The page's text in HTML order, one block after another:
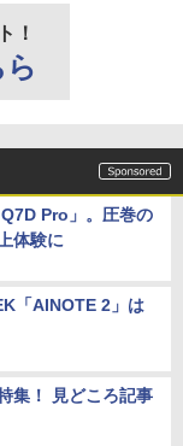
！
Pro」。圧巻の
体験に
「AINOTE 2」は
集！ 見どころ記事